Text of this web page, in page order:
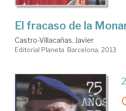
El fracaso de la
Castro-Villacañas, Javier
Editorial Planeta. Barcelona, 2013